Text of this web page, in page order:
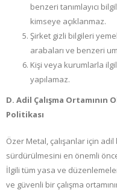
benzeri tanımlayıcı
kimseye açıklanmaz.
Şirket gizli bilgileri
arabaları ve benzeri
Kişi veya kurumlarla
yapılamaz.
D. Adil Çalışma
Politikası
Özer Metal, çalışanlar için adil
sürdürülmesini en önemli
İlgili tüm yasa ve
ve güvenli bir çalışma